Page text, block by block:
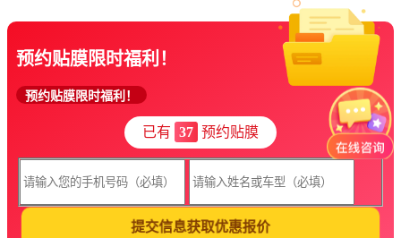
预约贴膜限时福利！
预约贴膜限时福利！
已有 37 预约贴膜
提交信息获取优惠报价